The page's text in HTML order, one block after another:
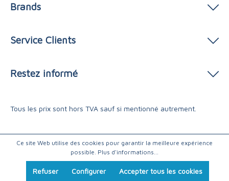
Brands
Service Clients
Restez informé
Tous les prix sont hors TVA sauf si mentionné autrement.
Ce site Web utilise des cookies pour garantir la meilleure expérience
possible. Plus d'informations...
Refuser Configurer Accepter tous les cookies